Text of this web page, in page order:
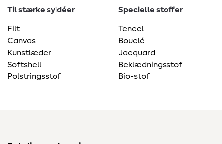
Til stærke syidéer
Filt
Canvas
Kunstlæder
Softshell
Polstringsstof
Specielle stoffer
Tencel
Bouclé
Jacquard
Beklædningsstof
Bio-stof